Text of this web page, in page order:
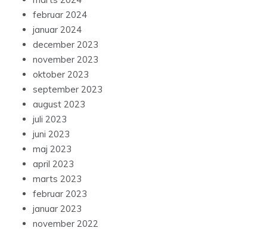
februar 2024
januar 2024
december 2023
november 2023
oktober 2023
september 2023
august 2023
juli 2023
juni 2023
maj 2023
april 2023
marts 2023
februar 2023
januar 2023
november 2022